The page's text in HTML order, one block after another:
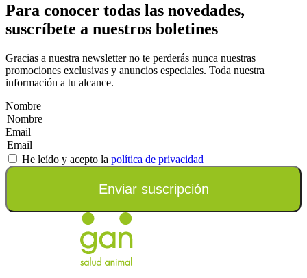
Para conocer todas las novedades,
suscríbete a nuestros boletines
Gracias a nuestra newsletter no te perderás nunca nuestras
promociones exclusivas y anuncios especiales. Toda nuestra
información a tu alcance.
Nombre
Email
He leído y acepto la política de privacidad
Enviar suscripción